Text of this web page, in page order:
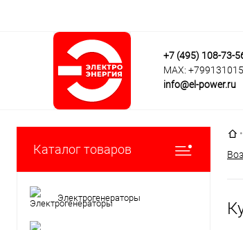
+7 (495) 108-73-
MAX:
info@el-power.ru
Каталог товаров
Электрогенераторы
•